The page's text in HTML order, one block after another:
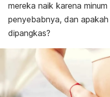
mereka naik karena
penyebabnya, dan
dipangkas?